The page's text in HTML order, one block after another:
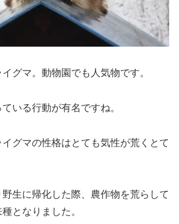
グマ。動物園でも人気物です。
いる行動が有名ですね。
グマの性格はとても気性が荒くとて
生に帰化した際、農作物を荒らして
となりました。